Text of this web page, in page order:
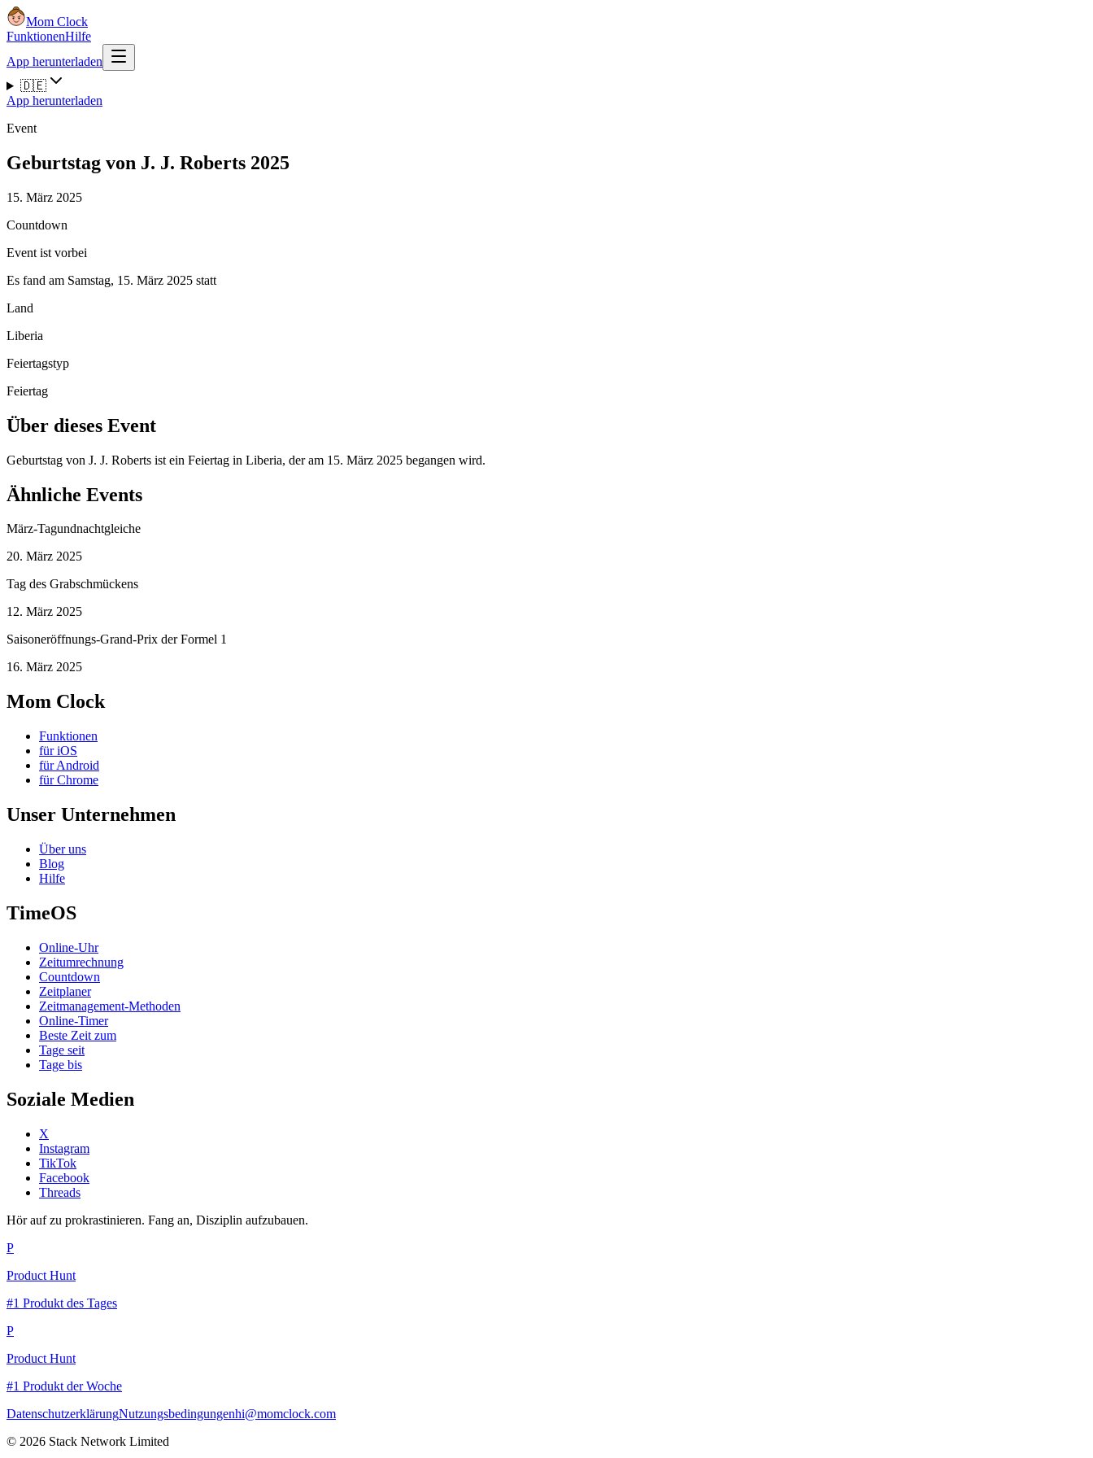
Mom Clock
FunktionenHilfe
App herunterladen
🇩🇪
App herunterladen
Event
Geburtstag von J. J. Roberts 2025
15. März 2025
Countdown
Event ist vorbei
Es fand am Samstag, 15. März 2025 statt
Land
Liberia
Feiertagstyp
Feiertag
Über dieses Event
Geburtstag von J. J. Roberts ist ein Feiertag in Liberia, der am 15. März 2025 begangen wird.
Ähnliche Events
März-Tagundnachtgleiche
20. März 2025
Tag des Grabschmückens
12. März 2025
Saisoneröffnungs-Grand-Prix der Formel 1
16. März 2025
Mom Clock
Funktionen
für iOS
für Android
für Chrome
Unser Unternehmen
Über uns
Blog
Hilfe
TimeOS
Online-Uhr
Zeitumrechnung
Countdown
Zeitplaner
Zeitmanagement-Methoden
Online-Timer
Beste Zeit zum
Tage seit
Tage bis
Soziale Medien
X
Instagram
TikTok
Facebook
Threads
Hör auf zu prokrastinieren. Fang an, Disziplin aufzubauen.
P
Product Hunt
#1 Produkt des Tages
P
Product Hunt
#1 Produkt der Woche
DatenschutzerklärungNutzungsbedingungenhi@momclock.com
© 2026 Stack Network Limited